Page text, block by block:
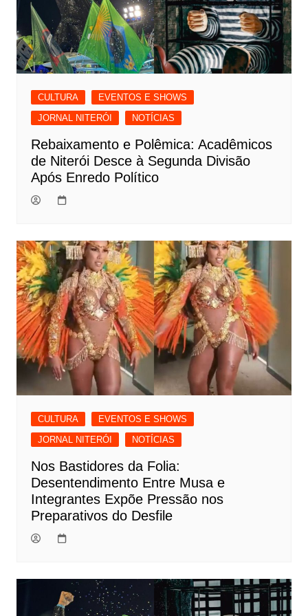
CULTURA
EVENTOS E SHOWS
JORNAL NITERÓI
NOTÍCIAS
Rebaixamento e Polêmica: Acadêmicos
de Niterói Desce à Segunda Divisão
Após Enredo Político
CULTURA
EVENTOS E SHOWS
JORNAL NITERÓI
NOTÍCIAS
Nos Bastidores da Folia:
Desentendimento Entre Musa e
Integrantes Expõe Pressão nos
Preparativos do Desfile